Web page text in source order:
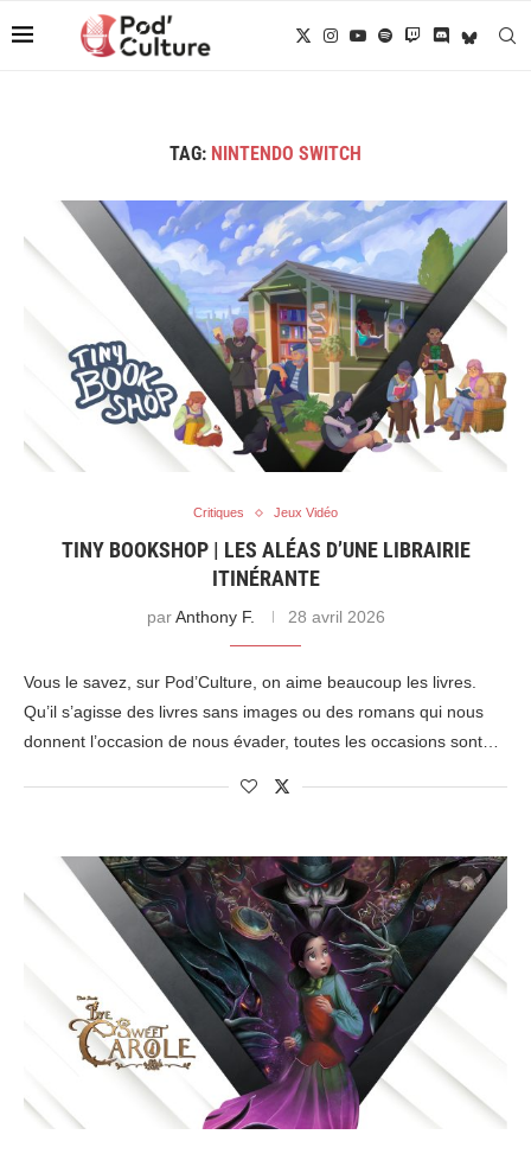
TAG: NINTENDO SWITCH
Critiques Jeux Vidéo
TINY BOOKSHOP | LES ALÉAS D’UNE LIBRAIRIE
ITINÉRANTE
parAnthony F. 28 avril 2026
Vous le savez, sur Pod’Culture, on aime beaucoup les livres.
Qu’il s’agisse des livres sans images ou des romans qui nous
donnent l’occasion de nous évader, toutes les occasions sont…